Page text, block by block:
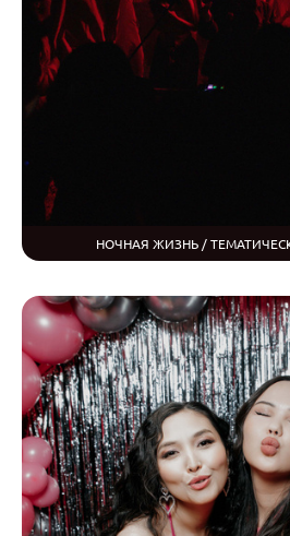
НОЧНАЯ ЖИЗНЬ /